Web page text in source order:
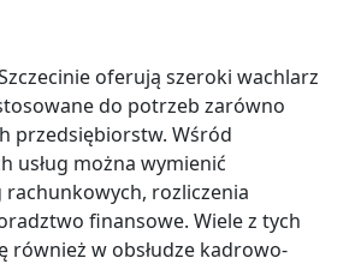
oferują szeroki wachlarz
do potrzeb zarówno
przedsiębiorstw. Wśród
usług można wymienić
rozliczenia
finansowe. Wiele z tych
również w obsłudze kadrowo-